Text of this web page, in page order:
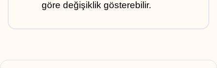
göre değişiklik gösterebilir.